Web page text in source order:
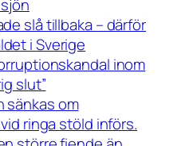
slå tillbaka – därför
i Sverige
inom
slut”
sänkas om
ringa stöld införs.